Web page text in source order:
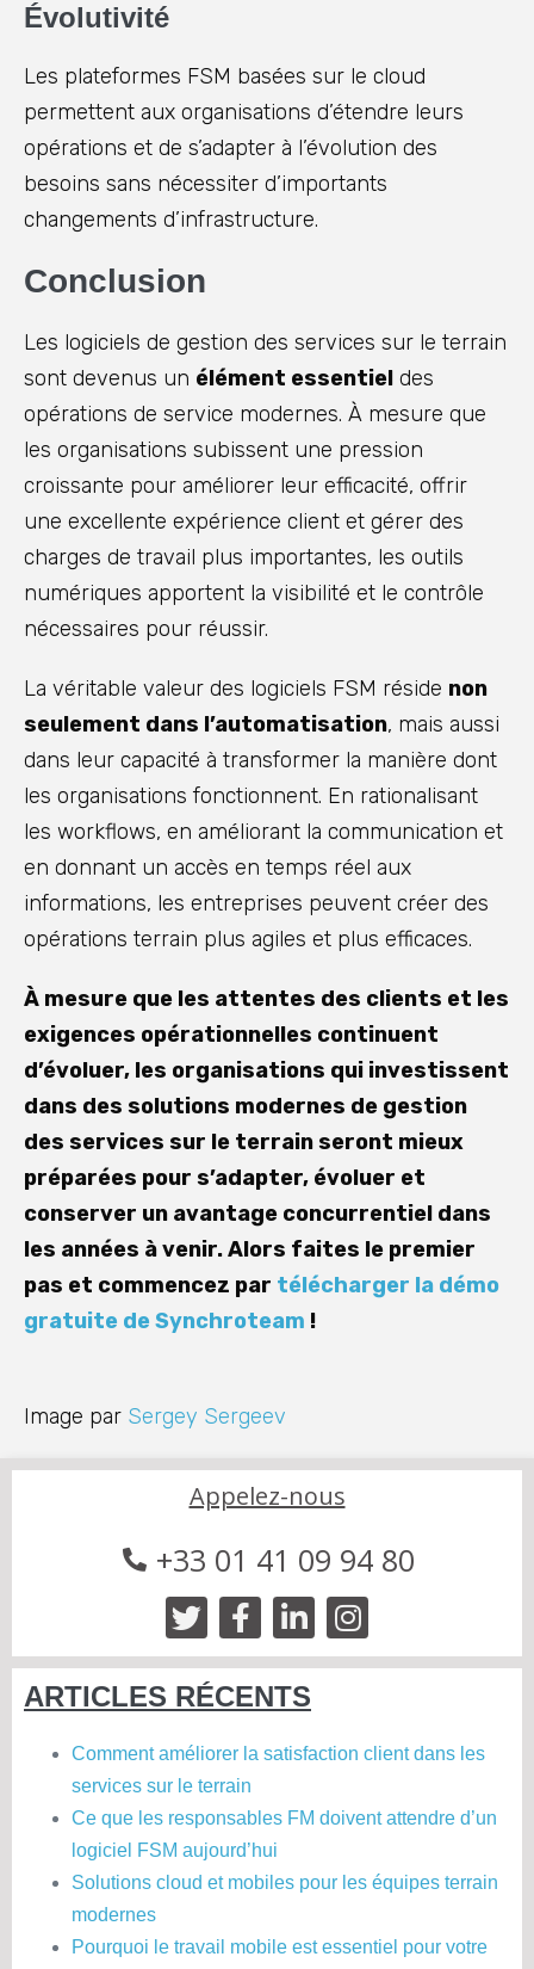
Évolutivité
Les plateformes FSM basées sur le cloud
permettent aux organisations d’étendre leurs
opérations et de s’adapter à l’évolution des
besoins sans nécessiter d’importants
changements d’infrastructure.
Conclusion
Les logiciels de gestion des services sur le terrain
sont devenus un élément essentiel des
opérations de service modernes. À mesure que
les organisations subissent une pression
croissante pour améliorer leur efficacité, offrir
une excellente expérience client et gérer des
charges de travail plus importantes, les outils
numériques apportent la visibilité et le contrôle
nécessaires pour réussir.
La véritable valeur des logiciels FSM réside non
seulement dans l’automatisation, mais aussi
dans leur capacité à transformer la manière dont
les organisations fonctionnent. En rationalisant
les workflows, en améliorant la communication et
en donnant un accès en temps réel aux
informations, les entreprises peuvent créer des
opérations terrain plus agiles et plus efficaces.
À mesure que les attentes des clients et les
exigences opérationnelles continuent
d’évoluer, les organisations qui investissent
dans des solutions modernes de gestion
des services sur le terrain seront mieux
préparées pour s’adapter, évoluer et
conserver un avantage concurrentiel dans
les années à venir. Alors faites le premier
pas et commencez par télécharger la démo
gratuite de Synchroteam !
Image par Sergey Sergeev
Appelez-nous
+33 01 41 09 94 80
ARTICLES RÉCENTS
Comment améliorer la satisfaction client dans les
services sur le terrain
Ce que les responsables FM doivent attendre d’un
logiciel FSM aujourd’hui
Solutions cloud et mobiles pour les équipes terrain
modernes
Pourquoi le travail mobile est essentiel pour votre